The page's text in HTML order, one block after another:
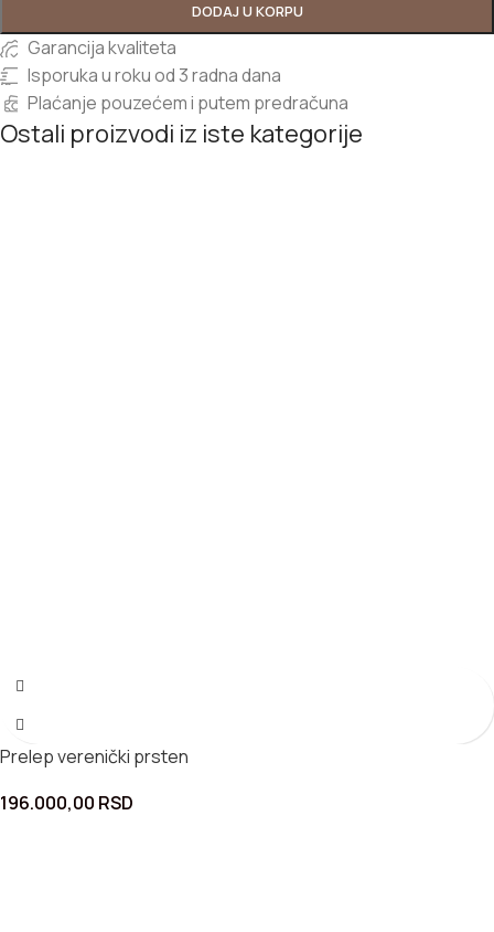
DODAJ U KORPU
Garancija kvaliteta
Isporuka u roku od 3 radna dana
Plaćanje pouzećem i putem predračuna
Ostali proizvodi iz iste kategorije
Prelep verenički prsten
196.000,00 RSD